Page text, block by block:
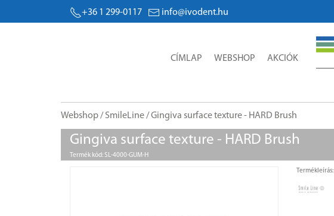
+36 1 299-0117 info@ivodent.hu
CÍMLAP WEBSHOP AKCIÓK
Webshop/ SmileLine/ Gingiva surface texture - HARD Brush
Gingiva surface texture - HARD Brush
Termék kód: SL-4000-GUM-H
Termékleírás: